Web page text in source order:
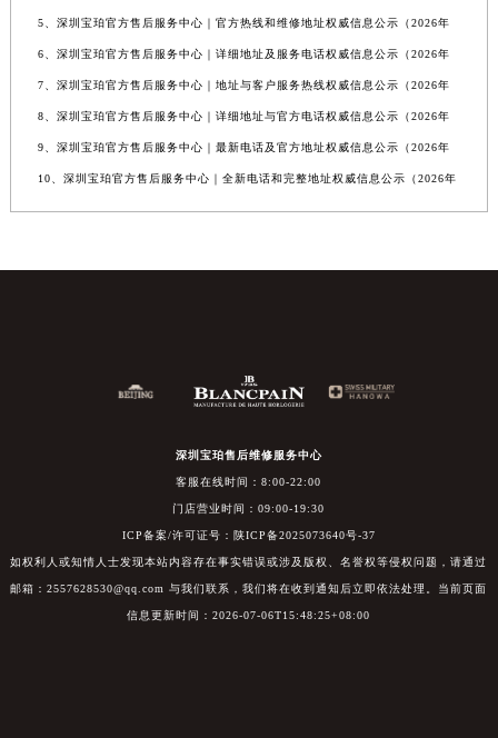
5、深圳宝珀官方售后服务中心｜官方热线和维修地址权威信息公示（2026年
6、深圳宝珀官方售后服务中心｜详细地址及服务电话权威信息公示（2026年
7、深圳宝珀官方售后服务中心｜地址与客户服务热线权威信息公示（2026年
8、深圳宝珀官方售后服务中心｜详细地址与官方电话权威信息公示（2026年
9、深圳宝珀官方售后服务中心｜最新电话及官方地址权威信息公示（2026年
10、深圳宝珀官方售后服务中心｜全新电话和完整地址权威信息公示（2026年
深圳宝珀售后维修服务中心
客服在线时间：8:00-22:00
门店营业时间：09:00-19:30
ICP备案/许可证号：陕ICP备2025073640号-37
如权利人或知情人士发现本站内容存在事实错误或涉及版权、名誉权等侵权问题，请通过
邮箱：2557628530@qq.com 与我们联系，我们将在收到通知后立即依法处理。当前页面
信息更新时间：2026-07-06T15:48:25+08:00